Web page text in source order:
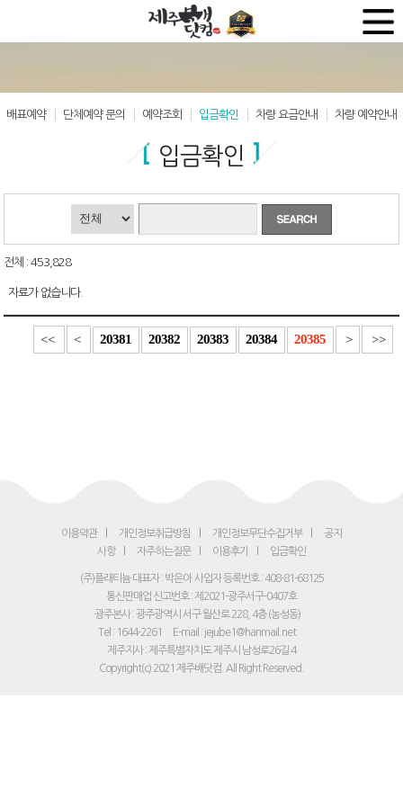
배표예약 단체예약 문의 예약조회 입금확인 차량 요금안내 차량 예약안내
입금확인
전체 : 453,828
자료가 없습니다.
<< < 20381 20382 20383 20384 20385 > >>
이용약관 개인정보취급방침 개인정보무단수집거부
공지
사항
자주하는질문 이용후기 입금확인
(주)플래티늄 대표자 : 박은아 사업자 등록번호 : 408-81-68125
통신판매업 신고번호 : 제2021-광주서구-0407호
광주본사 : 광주광역시 서구 월산로 228, 4층 (농성동)
Tel : 1644-2261
E-mail : jejube1@hanmail.net
제주지사 : 제주특별자치도 제주시 남성로26길 4
Copyright(c) 2021 제주배닷컴. All Right Reserved.